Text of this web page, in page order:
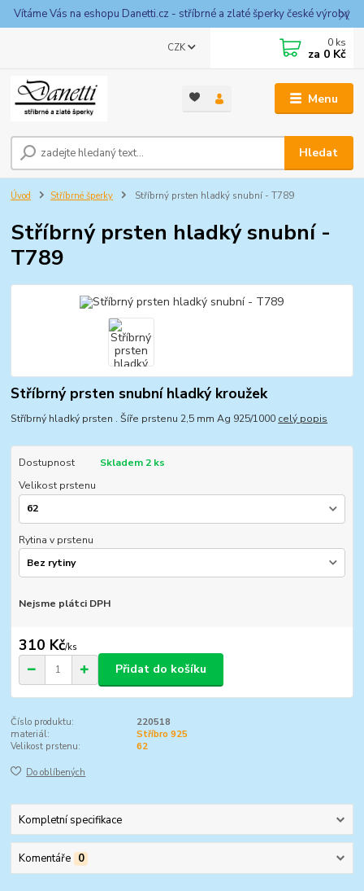
Vítáme Vás na eshopu Danetti.cz - stříbrné a zlaté šperky české výroby
Menu
CZK
Hledat
0 ks
za 0 Kč
Úvod Stříbrné šperky Stříbrný prsten hladký snubní - T789
Stříbrný prsten hladký snubní -
T789
Stříbrný prsten snubní hladký kroužek
Stříbrný hladký prsten . Šíře prstenu 2,5 mm Ag 925/1000 celý popis
Dostupnost
Skladem 2 ks
Velikost prstenu
Rytina v prstenu
Nejsme plátci DPH
310 Kč/ks
Přidat do košíku
Číslo produktu:
220518
materiál:
Stříbro 925
Velikost prstenu:
62
Do oblíbených
Kompletní specifikace
Komentáře 0